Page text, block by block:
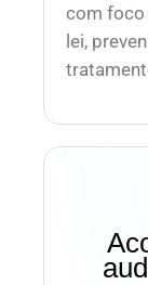
com foco
lei,